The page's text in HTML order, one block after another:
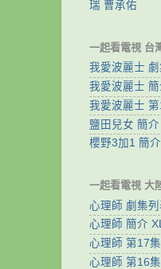
瑞 曹承佑
一起看電視 台
我愛波麗士
我愛波麗士
我愛波麗士
鹽田兒女 簡
櫻野3加1 簡
一起看電視 大
心理師 劇集
心理師 簡介
心理師 第17
心理師 第16